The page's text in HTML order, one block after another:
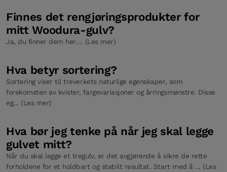
Finnes det rengjøringsprodukter for
mitt Woodura-gulv?
Ja, du finner dem her.... (Les mer)
Hva betyr sortering?
Sortering viser til treverkets naturlige egenskaper, som
forekomsten av kvister, fargevariasjoner og årringsmønstre. Disse
eg... (Les mer)
Hva bør jeg tenke på når jeg skal legge
gulvet mitt?
Når du skal legge et tregulv, er det avgjørende å sikre de rette
forholdene for et holdbart og stabilt resultat. Start med å ... (Les